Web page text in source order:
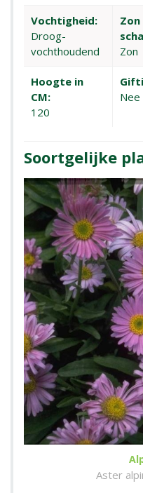
Vochtigheid:
Droog-
vochthoudend
Zon
Zon
Hoogte in
CM:
120
Nee
Soortgelijke
Aster